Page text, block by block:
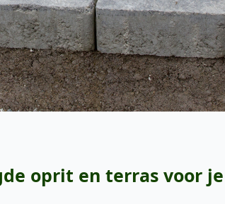
oprit en terras voor